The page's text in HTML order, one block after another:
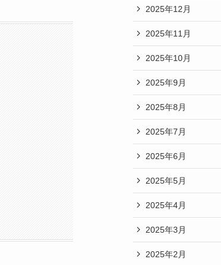
2025年12月
2025年11月
2025年10月
2025年9月
2025年8月
2025年7月
2025年6月
2025年5月
2025年4月
2025年3月
2025年2月